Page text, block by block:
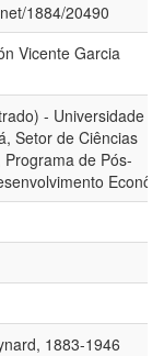
1884/20490
Vicente Garcia
- Universidade
Setor de Ciências
de Pós-
1883-1946